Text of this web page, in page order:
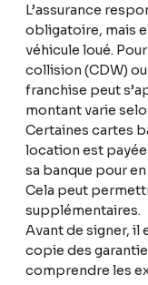
L’assurance
obligatoire, mais
véhicule loué.
collision (CDW)
franchise peut
montant varie
Certaines cartes
location est
sa banque pour
Cela peut
supplémentaires.
Avant de signer, il
copie des
comprendre les